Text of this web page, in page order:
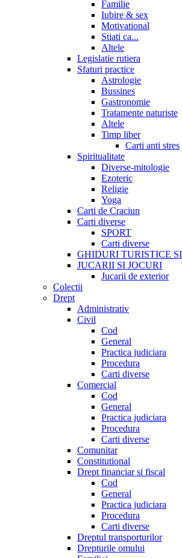
Familie
Iubire & sex
Motivational
Stiati ca...
Altele
Legislatie rutiera
Sfaturi practice
Astrologie
Bussines
Gastronomie
Tratamente naturiste
Altele
Timp liber
Carti anti stres
Spiritualitate
Diverse-mitologie
Ezoteric
Religie
Yoga
Carti de Craciun
Carti diverse
SPORT
Carti diverse
GHIDURI TURISTICE
JUCARII SI JOCURI
Jucarii de exterior
Colectii
Drept
Administrativ
Civil
Cod
General
Practica judiciara
Procedura
Carti diverse
Comercial
Cod
General
Practica judiciara
Procedura
Carti diverse
Comunitar
Constitutional
Drept financiar si fiscal
Cod
General
Practica judiciara
Procedura
Carti diverse
Dreptul transporturilor
Drepturile omului